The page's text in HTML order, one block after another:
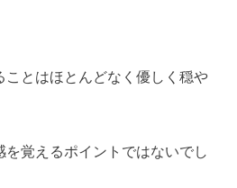
ことはほとんどなく優しく穏や
覚えるポイントではないでし